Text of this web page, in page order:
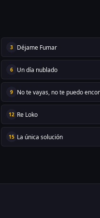
3 Déjame Fumar
6 Un día nublado
9 No te vayas, no te puedo
12 Re Loko
15 La única solución